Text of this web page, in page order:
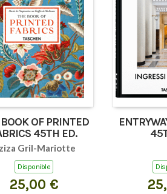
OF PRINTED
45TH ED.
Gril-Mariotte
Disponible
25,00 €